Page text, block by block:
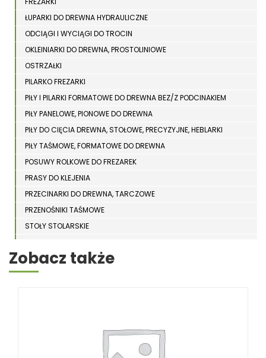
ŁUPARKI DO DREWNA HYDRAULICZNE
ODCIĄGI I WYCIĄGI DO TROCIN
OKLEINIARKI DO DREWNA, PROSTOLINIOWE
OSTRZAŁKI
PILARKO FREZARKI
PIŁY I PILARKI FORMATOWE DO DREWNA BEZ/Z PODCINAKIEM
PIŁY PANELOWE, PIONOWE DO DREWNA
PIŁY DO CIĘCIA DREWNA, STOŁOWE, PRECYZYJNE, HEBLARKI
PIŁY TAŚMOWE, FORMATOWE DO DREWNA
POSUWY ROLKOWE DO FREZAREK
PRASY DO KLEJENIA
PRZECINARKI DO DREWNA, TARCZOWE
PRZENOŚNIKI TAŚMOWE
STOŁY STOLARSKIE
STRUGARKI DO DREWNA
STOJAKI HOLZSTAR
UKOŚNICE, PIŁY TARCZOWE DO DREWNA
Zobacz także